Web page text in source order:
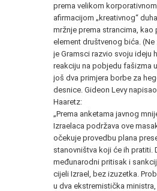
prema velikom
afirmacijom „kreativnog“
mržnje prema strancima, kao
element društvenog bića.
je Gramsci razvio svoju ideju
reakciju na pobjedu fašizma
još dva primjera borbe za
desnice. Gideon Levy
Haaretz:
„Prema anketama javnog
Izraelaca podržava ove
očekuje provedbu plana
stanovništva koji će ih pratiti.
međunarodni pritisak i
cijeli Izrael, bez izuzetka.
u dva ekstremistička ministra,